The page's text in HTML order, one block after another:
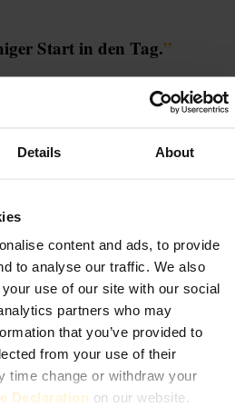
Details About
content and ads, to provide
to analyse our traffic. We also
use of our site with our social
partners who may
that you’ve provided to
from your use of their
time change or withdraw your
Declaration on our website.
Start in den Tag.”
#WestKensington
CaféAlltag
Kaffee, frisches Gebäck und
Die Atmosphäre ist
sind eine Mischung aus
zum Lesen, Arbeiten oder Plaudern.
eine unaufgeregte, unkomplizierte